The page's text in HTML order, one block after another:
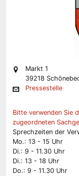
Markt 1
39218
Pressestelle
Bitte verwenden Sie
zugeordneten
Sprechzeiten der
Mo.: 13 - 15 Uhr
Di.: 9 - 11.30 Uhr
Di.: 13 - 18 Uhr
Do.: 9 - 11.30 Uhr